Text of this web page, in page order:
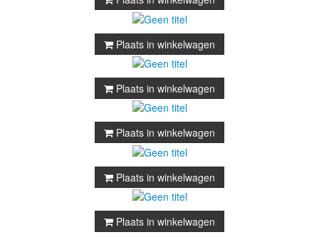
Plaats in winkelwagen
Plaats in winkelwagen
Plaats in winkelwagen
Plaats in winkelwagen
Plaats in winkelwagen